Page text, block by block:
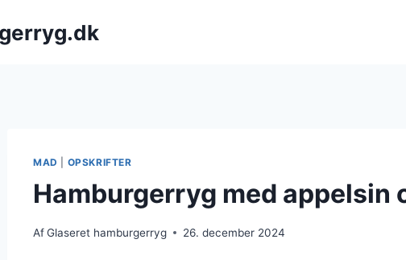
MAD OPSKRIFTER
Hamburgerryg med appelsin
AfGlaseret hamburgerryg 26. december 2024